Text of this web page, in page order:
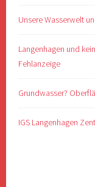
Unsere Wasserwelt
Langenhagen und
Fehlanzeige
Grundwasser?
IGS Langenhagen